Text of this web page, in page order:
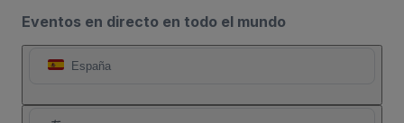
Eventos en directo en todo el mundo
España